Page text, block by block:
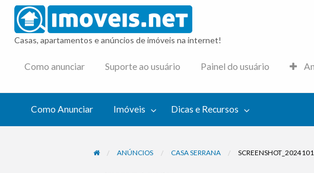
Casas, apartamentos e anúncios de imóveis na internet!
Como anunciar Suporte ao usuário Painel do usuário
Como Anunciar Imóveis Dicas e Recursos
ANÚNCIOS CASA SERRANA